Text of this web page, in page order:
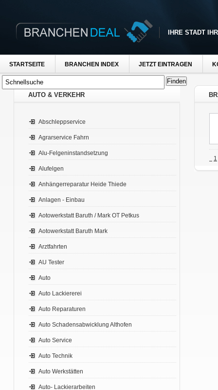
IHRE STADT
STARTSEITE BRANCHEN INDEX JETZT EINTRAGEN
AUTO & VERKEHR
Abschleppservice
Agrarservice Fahrn
Alu-Felgeninstandsetzung
Alufelgen
Anhängerreparatur Heide Thiede
Anlagen - Einbau
Aotowerkstatt Baruth / Mark OT Petkus
Aotowerkstatt Baruth Mark
Arztfahrten
AU Tester
Auto
Auto Lackiererei
Auto Reparaturen
Auto Schadensabwicklung Althofen
Auto Service
Auto Technik
Auto Werkstätten
Auto- Lackierarbeiten
1